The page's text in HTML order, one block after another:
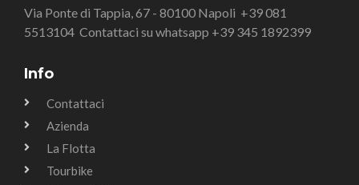
Via Ponte di Tappia, 67 - 80100 Napoli +39 081
5513104 Contattaci su whatsapp +39 345 1892399
Info
Contattaci
Azienda
La Flotta
Tourbike